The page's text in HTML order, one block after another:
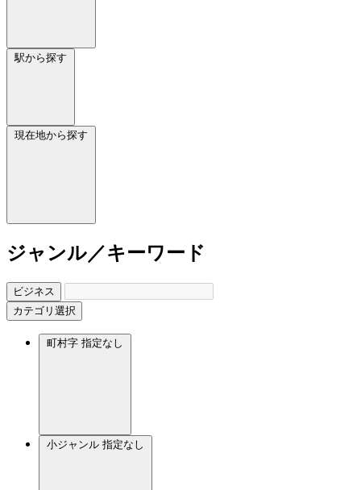
駅から探す
現在地から探す
ジャンル／キーワード
ビジネス
カテゴリ選択
町村字 指定なし
小ジャンル 指定なし